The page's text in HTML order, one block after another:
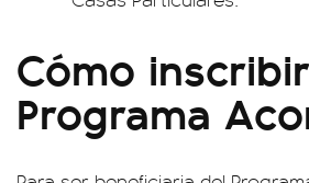
Cómo
Programa